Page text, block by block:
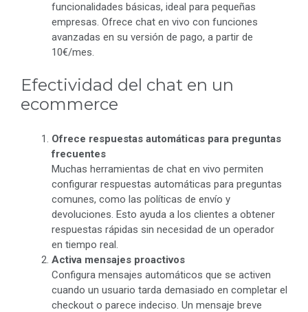
funcionalidades básicas, ideal para pequeñas
empresas. Ofrece chat en vivo con funciones
avanzadas en su versión de pago, a partir de
10€/mes.
Efectividad del chat en un
ecommerce
Ofrece respuestas automáticas para preguntas
frecuentes
Muchas herramientas de chat en vivo permiten
configurar respuestas automáticas para preguntas
comunes, como las políticas de envío y
devoluciones. Esto ayuda a los clientes a obtener
respuestas rápidas sin necesidad de un operador
en tiempo real.
Activa mensajes proactivos
Configura mensajes automáticos que se activen
cuando un usuario tarda demasiado en completar el
checkout o parece indeciso. Un mensaje breve